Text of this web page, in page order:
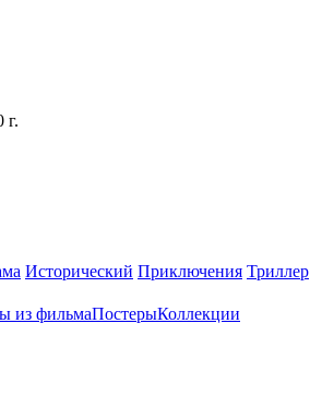
г.
Исторический Приключения Триллер
из фильмaПостерыКоллекции